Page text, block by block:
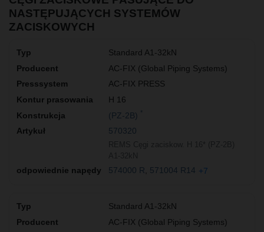
NASTĘPUJĄCYCH SYSTEMÓW
ZACISKOWYCH
Standard A1-32kN
AC-FIX (Global Piping Systems)
AC-FIX PRESS
H 16
(PZ-2B)
570320
574000 R 571004 R14 +7
Standard A1-32kN
AC-FIX (Global Piping Systems)